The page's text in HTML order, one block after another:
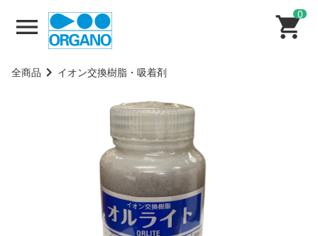
0
全商品 イオン交換樹脂・吸着剤